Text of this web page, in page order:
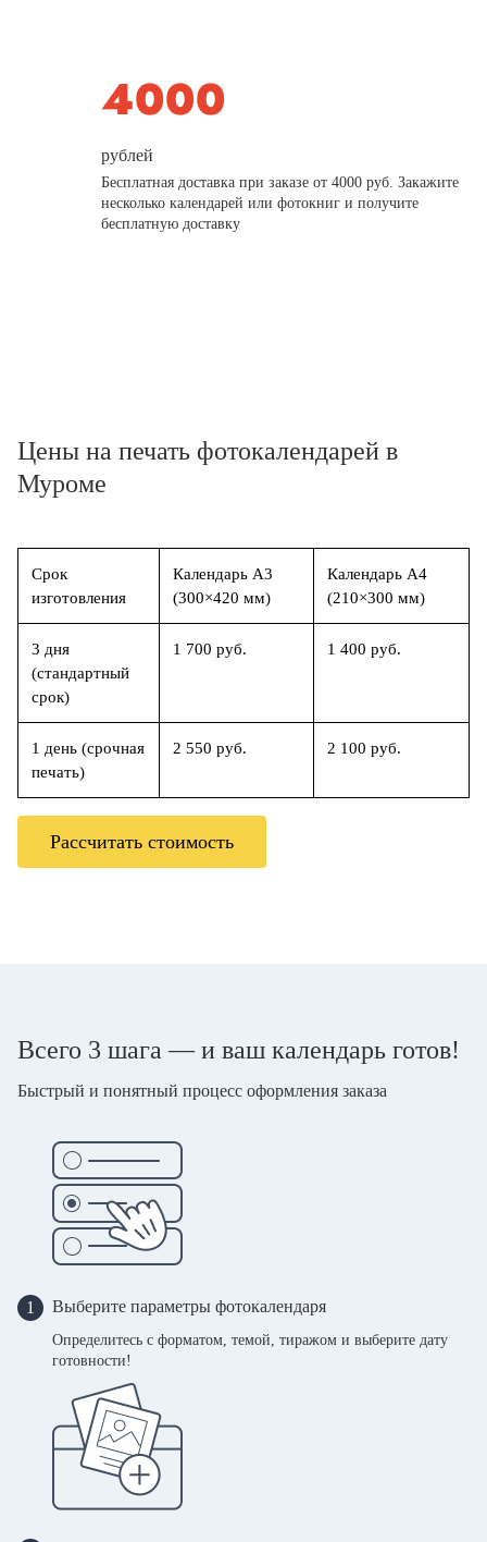
рублей
Бесплатная доставка при заказе от 4000 руб. Закажите
несколько календарей или фотокниг и получите
бесплатную доставку
Цены на печать фотокалендарей в
Муроме
Срок
изготовления
Календарь А3
(300×420 мм)
Календарь А4
(210×300 мм)
3 дня
(стандартный
срок)
1 700 руб. 1 400 руб.
1 день (срочная
печать)
2 550 руб. 2 100 руб.
Рассчитать стоимость
Всего 3 шага — и ваш календарь готов!
Быстрый и понятный процесс оформления заказа
1 Выберите параметры фотокалендаря
Определитесь с форматом, темой, тиражом и выберите дату
готовности!